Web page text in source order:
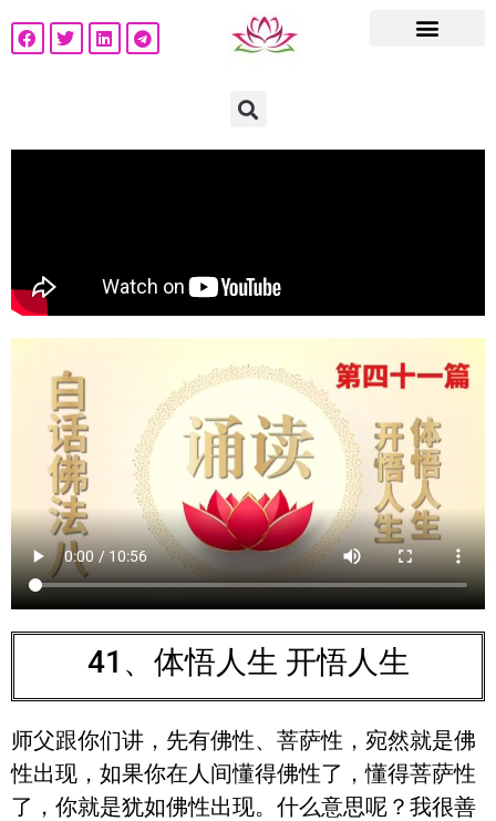
41、体悟人生 开悟人生
师父跟你们讲，先有佛性、菩萨性，宛然就是佛
性出现，如果你在人间懂得佛性了，懂得菩萨性
了，你就是犹如佛性出现。什么意思呢？我很善